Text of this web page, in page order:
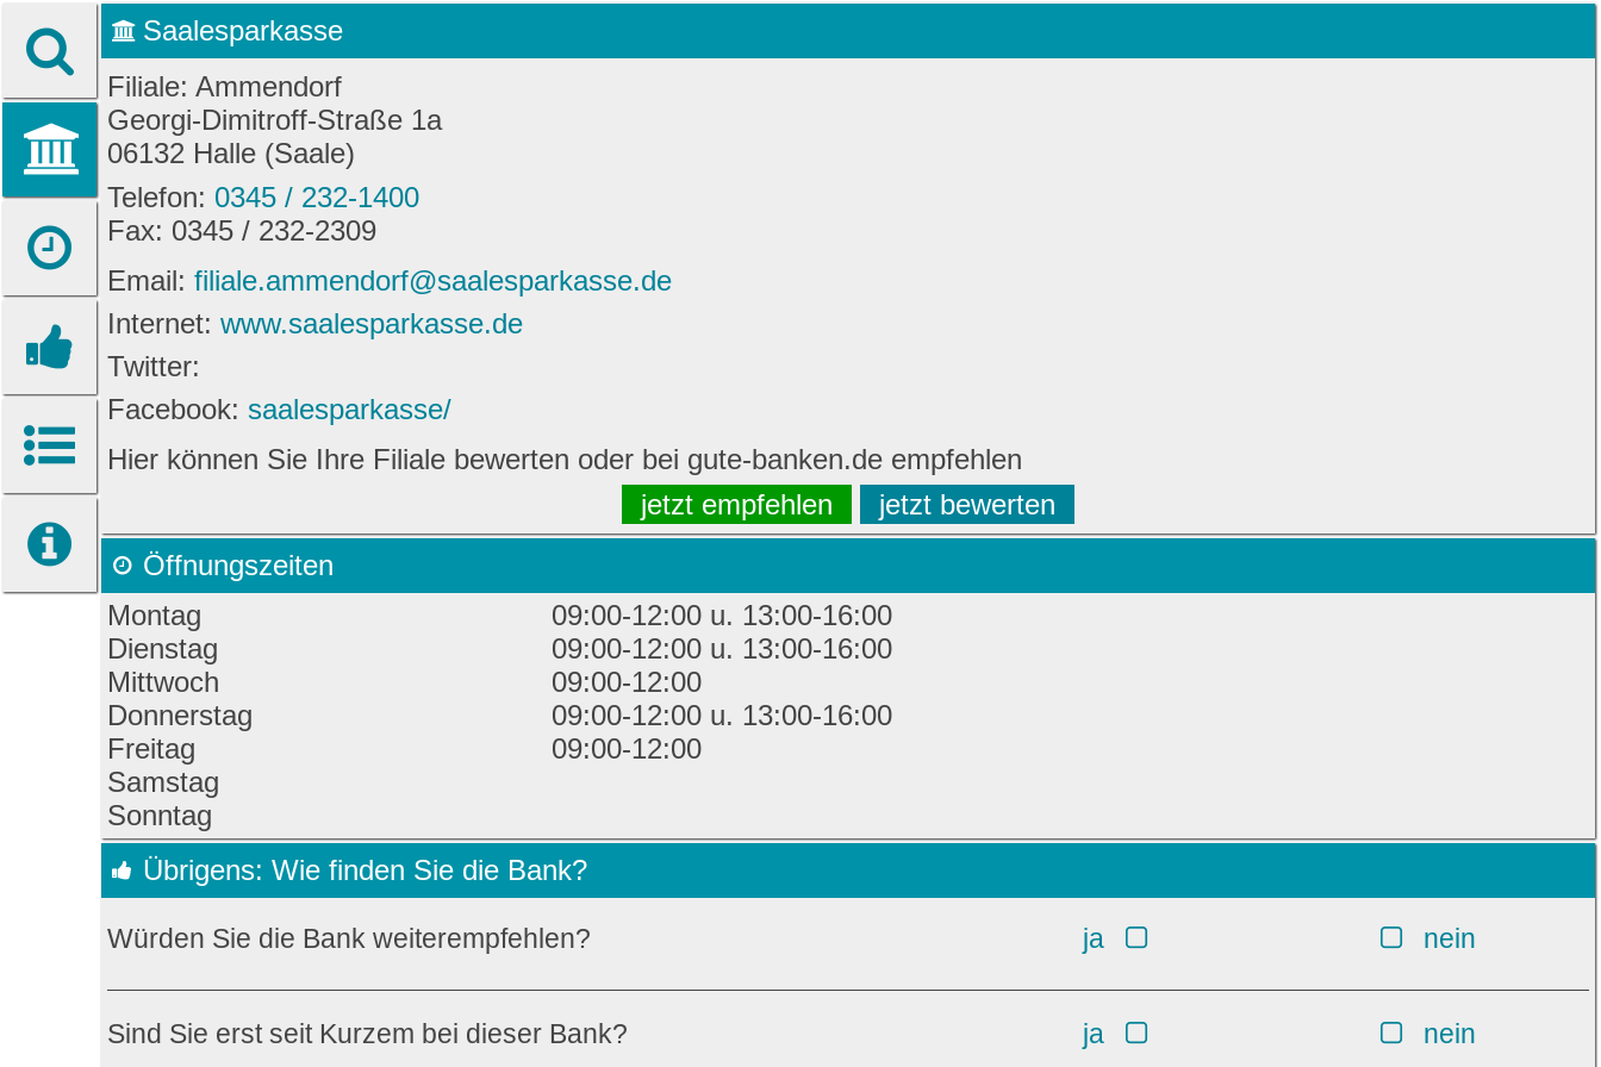
Saalesparkasse
Filiale: Ammendorf
Georgi-Dimitroff-Straße 1a
06132 Halle (Saale)
Telefon: 0345 / 232-1400
Fax: 0345 / 232-2309
Email: filiale.ammendorf@saalesparkasse.de
Internet: www.saalesparkasse.de
Twitter:
Facebook: saalesparkasse/
Hier können Sie Ihre Filiale bewerten oder bei gute-banken.de empfehlen
jetzt empfehlen
jetzt bewerten
Öffnungszeiten
Montag
09:00-12:00 u. 13:00-16:00
Dienstag
09:00-12:00 u. 13:00-16:00
Mittwoch
09:00-12:00
Donnerstag
09:00-12:00 u. 13:00-16:00
Freitag
09:00-12:00
Samstag
Sonntag
Übrigens: Wie finden Sie die Bank?
Würden Sie die Bank weiterempfehlen? ja nein
Sind Sie erst seit Kurzem bei dieser Bank? ja nein